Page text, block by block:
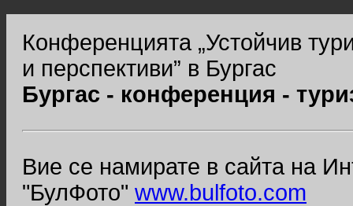
Конференцията „Устойчив
и перспективи” в Бургас
Бургас - конференция -
Вие се намирате в сайта на
"БулФото" www.bulfoto.com